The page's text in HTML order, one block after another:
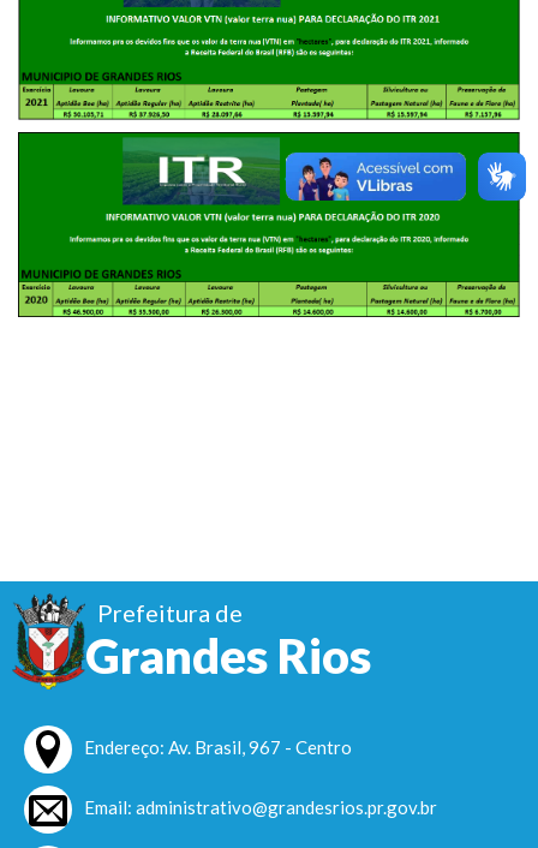
Prefeitura de
Grandes Rios
Endereço: Av. Brasil, 967 - Centro
Email: administrativo@grandesrios.pr.gov.br